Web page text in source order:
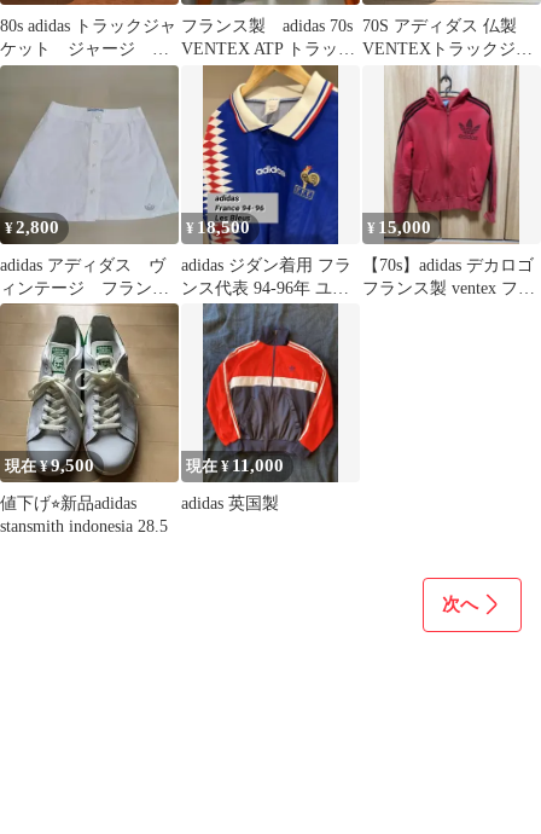
80s adidas トラックジャ
ケット ジャージ
ventex製
フランス製 adidas 70s
VENTEX ATP トラック
ジャケット
70S アディダス 仏製
VENTEXトラックジャ
ケット リアム サチモス
¥2,800
adidas アディダス ヴ
ィンテージ フランス
製 スカート
¥ 18,500
adidas ジダン着用 フラ
ンス代表 94-96年 ユニ
フォーム
¥ 15,000
【70s】adidas デカロゴ
フランス製 ventex フー
現在 ¥9,500
値下げ⭐︎新品adidas
stansmith indonesia 28.5
現在 ¥11,000
adidas 英国製
次へ